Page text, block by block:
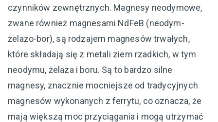
czynników zewnętrznych. Magnesy neodymowe,
zwane również magnesami NdFeB (neodym-
żelazo-bor), są rodzajem magnesów trwałych,
które składają się z metali ziem rzadkich, w tym
neodymu, żelaza i boru. Są to bardzo silne
magnesy, znacznie mocniejsze od tradycyjnych
magnesów wykonanych z ferrytu, co oznacza, że
mają większą moc przyciągania i mogą utrzymać